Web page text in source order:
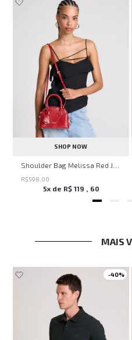
SHOP NOW
R$598 00
5x de R$ 119 , 60
MAIS
-40%